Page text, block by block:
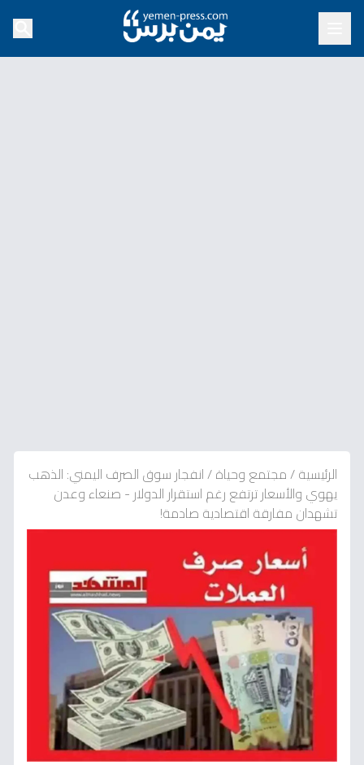
الرئيسية/مجتمع وحياة/انفجار سوق الصرف اليمني: الذهب
يهوي والأسعار ترتفع رغم استقرار الدولار - صنعاء وعدن
تشهدان مفارقة اقتصادية صادمة!